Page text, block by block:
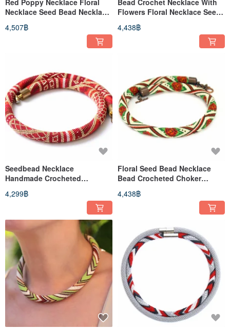
Red Poppy Necklace Floral
Necklace Seed Bead Necklace
Birthday Gift For Women
4,507฿
Bead Crochet Necklace With
Flowers Floral Necklace Seed
Bead Necklace
4,438฿
Seedbead Necklace
Handmade Crocheted
Necklace Anniversary Gift For
Women
4,299฿
Floral Seed Bead Necklace
Bead Crocheted Choker
Fashion Jewelry Gift For Her
4,438฿